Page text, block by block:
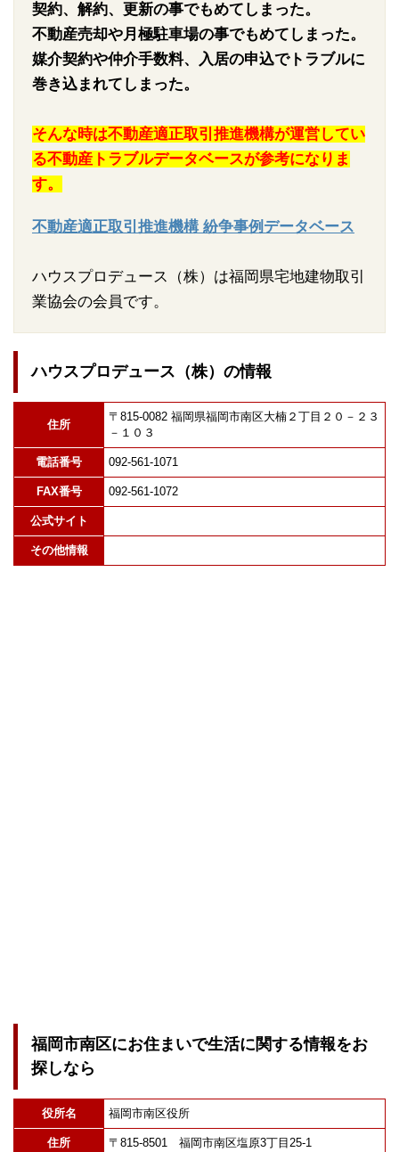
契約、解約、更新の事でもめてしまった。
不動産売却や月極駐車場の事でもめてしまった。
媒介契約や仲介手数料、入居の申込でトラブルに
巻き込まれてしまった。
そんな時は不動産適正取引推進機構が運営してい
る不動産トラブルデータベースが参考になりま
す。
不動産適正取引推進機構 紛争事例データベース
ハウスプロデュース（株）は福岡県宅地建物取引
業協会の会員です。
ハウスプロデュース（株）の情報
住所
〒815-0082 福岡県福岡市南区大楠２丁目２０－２３
－１０３
電話番号 092-561-1071
FAX番号 092-561-1072
公式サイト
その他情報
福岡市南区にお住まいで生活に関する情報をお
探しなら
役所名 福岡市南区役所
住所 〒815-8501 福岡市南区塩原3丁目25-1